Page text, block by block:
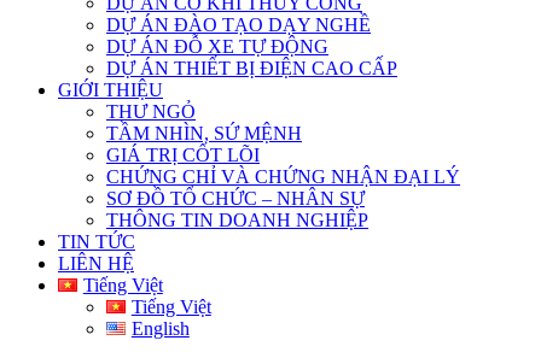
DỰ ÁN ĐÀO TẠO DẠY NGHỀ
DỰ ÁN ĐỖ XE TỰ ĐỘNG
DỰ ÁN THIẾT BỊ ĐIỆN CAO CẤP
GIỚI THIỆU
THƯ NGỎ
TẦM NHÌN, SỨ MỆNH
GIÁ TRỊ CỐT LÕI
CHỨNG CHỈ VÀ CHỨNG NHẬN ĐẠI LÝ
SƠ ĐỒ TỔ CHỨC – NHÂN SỰ
THÔNG TIN DOANH NGHIỆP
TIN TỨC
LIÊN HỆ
Tiếng Việt
Tiếng Việt
English